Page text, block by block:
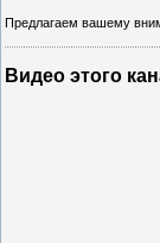
Предлагаем вашему
Видео этого